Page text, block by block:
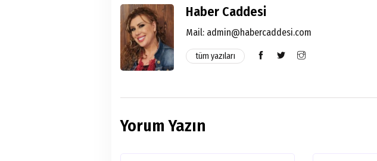
Haber Caddesi
Mail: admin@habercaddesi.com
tüm yazıları
Yorum Yazın